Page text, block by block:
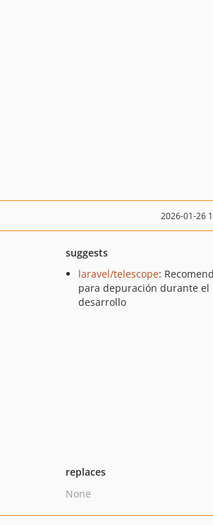
2026-01-26
suggests
laravel/telescope:
para depuración durante el
desarrollo
replaces
None